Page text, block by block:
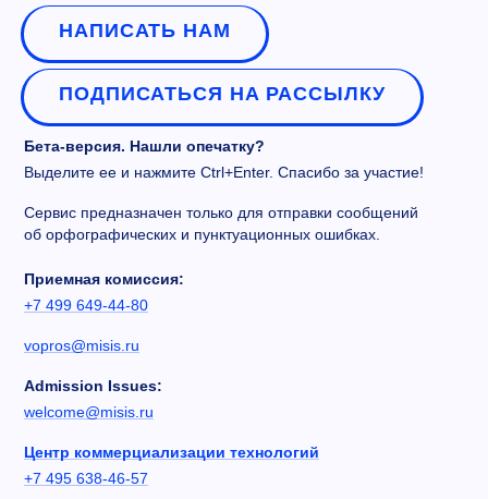
НАПИСАТЬ НАМ
ПОДПИСАТЬСЯ НА РАССЫЛКУ
Бета-версия. Нашли опечатку?
Выделите ее и нажмите Ctrl+Enter. Спасибо за участие!
Сервис предназначен только для отправки сообщений
об орфографических и пунктуационных ошибках.
Приемная комиссия:
+7 499 649-44-80
vopros@misis.ru
Admission Issues:
welcome@misis.ru
Центр коммерциализации технологий
+7 495 638-46-57